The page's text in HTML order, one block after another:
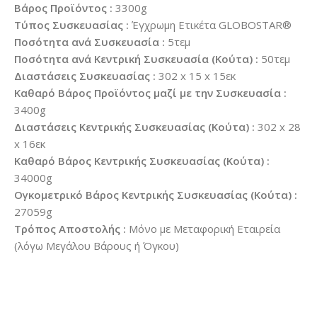
Βάρος Προϊόντος : 3300g
Τύπος Συσκευασίας : Έγχρωμη Ετικέτα GLOBOSTAR®
Ποσότητα ανά Συσκευασία : 5τεμ
Ποσότητα ανά Κεντρική Συσκευασία (Κούτα) : 50τεμ
Διαστάσεις Συσκευασίας : 302 x 15 x 15εκ
Καθαρό Βάρος Προϊόντος μαζί με την Συσκευασία :
3400g
Διαστάσεις Κεντρικής Συσκευασίας (Κούτα) : 302 x 28
x 16εκ
Καθαρό Βάρος Κεντρικής Συσκευασίας (Κούτα) :
34000g
Ογκομετρικό Βάρος Κεντρικής Συσκευασίας (Κούτα) :
27059g
Τρόπος Αποστολής : Μόνο με Μεταφορική Εταιρεία
(λόγω Μεγάλου Βάρους ή Όγκου)